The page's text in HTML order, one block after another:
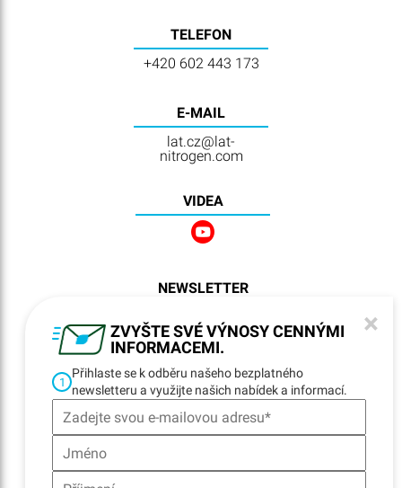
ZVYŠTE SVÉ VÝNOSY CENNÝMI
INFORMACEMI.
×
1
Přihlaste se k odběru našeho bezplatného
newsletteru a využijte našich nabídek a informací.
TELEFON
+420 602 443 173
E-MAIL
lat.cz@lat-
nitrogen.com
VIDEA
NEWSLETTER
NAVIGACE
Home
Lokality
E-fakturace